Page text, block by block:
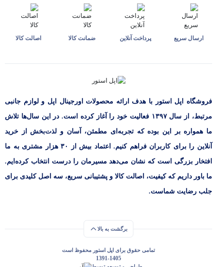
ارسال سریع پرداخت آنلاین ضمانت کالا اصالت کالا
فروشگاه اپل استور با هدف ارائه‌ محصولات اورجینال اپل و لوازم جانبی
مرتبط، از سال ۱۳۹۷ فعالیت خود را آغاز کرده است. در این سال‌ها تلاش
ما همواره بر این بوده که تجربه‌ای مطمئن، آسان و لذت‌بخش از خرید
آنلاین را برای کاربران فراهم کنیم. اعتماد بیش از ۳۰ هزار مشتری به ما
افتخار بزرگی است که نشان می‌دهد مسیرمان را درست انتخاب کرده‌ایم.
ما باور داریم که کیفیت، اصالت کالا و پشتیبانی سریع، سه اصل کلیدی برای
جلب رضایت شماست.
برگشت به بالا
تمامی حقوق برای اپل استور محفوظ است
1391-1405